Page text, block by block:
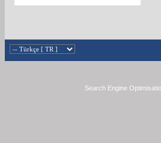
Search Engine